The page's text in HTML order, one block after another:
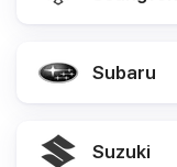
Subaru
Suzuki